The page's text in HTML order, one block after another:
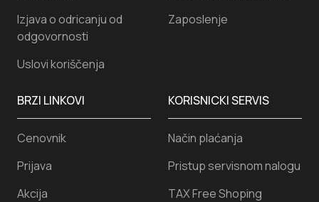
KORISNICKI SERVIS
Način plaćanja
Pristup servisnom nalogu
TAX Free Shoping
Izjava o odricanju od
odgovornosti
Uslovi koriščenja
Zaposlenje
BRZI LINKOVI
Cenovnik
Prijava
Akcija